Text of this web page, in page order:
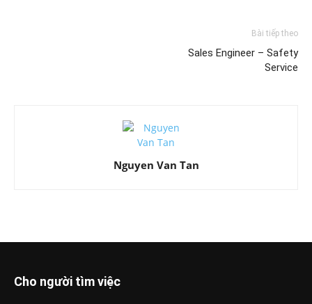
Bài tiếp theo
Sales Engineer – Safety
Service
Nguyen Van Tan
Cho người tìm việc